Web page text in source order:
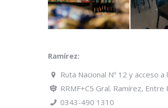
Ramírez:
Ruta Nacional Nº 12 y acceso a
RRMF+C5 Gral. Ramírez, Entre
0343-490 1310